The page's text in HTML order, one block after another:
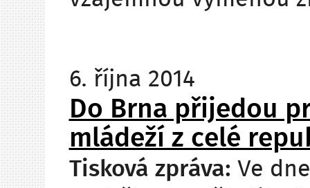
6. října 2014
Do Brna přijedou
mládeží z celé
Tisková zpráva: Ve